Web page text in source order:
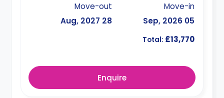
Move-in
05 Sep, 2026
Move-out
28 Aug, 2027
Total: £13,770
Enquire